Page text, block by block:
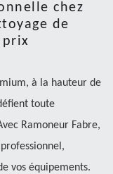
chez
de
prix
à la hauteur de
toute
Ramoneur Fabre,
vos équipements.